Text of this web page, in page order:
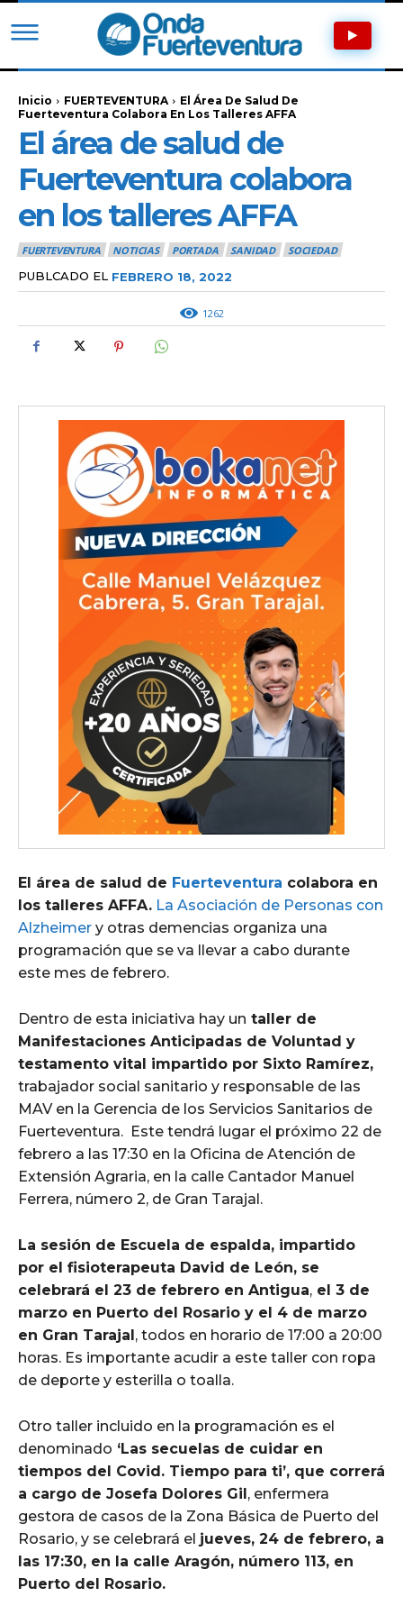
Inicio FUERTEVENTURA
El Área De Salud De
Fuerteventura Colabora En Los Talleres AFFA
El área de salud de
Fuerteventura colabora
en los talleres AFFA
FUERTEVENTURA NOTICIAS PORTADA SANIDAD SOCIEDAD
PUBLCADO EL FEBRERO 18, 2022
1262
El área de salud de Fuerteventura colabora en
los talleres AFFA. La Asociación de Personas con
Alzheimer y otras demencias organiza una
programación que se va llevar a cabo durante
este mes de febrero.
Dentro de esta iniciativa hay un taller de
Manifestaciones Anticipadas de Voluntad y
testamento vital impartido por Sixto Ramírez,
trabajador social sanitario y responsable de las
MAV en la Gerencia de los Servicios Sanitarios de
Fuerteventura. Este tendrá lugar el próximo 22 de
febrero a las 17:30 en la Oficina de Atención de
Extensión Agraria, en la calle Cantador Manuel
Ferrera, número 2, de Gran Tarajal.
La sesión de Escuela de espalda, impartido
por el fisioterapeuta David de León, se
celebrará el 23 de febrero en Antigua, el 3 de
marzo en Puerto del Rosario y el 4 de marzo
en Gran Tarajal, todos en horario de 17:00 a 20:00
horas. Es importante acudir a este taller con ropa
de deporte y esterilla o toalla.
Otro taller incluido en la programación es el
denominado ‘Las secuelas de cuidar en
tiempos del Covid. Tiempo para ti’, que correrá
a cargo de Josefa Dolores Gil, enfermera
gestora de casos de la Zona Básica de Puerto del
Rosario, y se celebrará el jueves, 24 de febrero, a
las 17:30, en la calle Aragón, número 113, en
Puerto del Rosario.